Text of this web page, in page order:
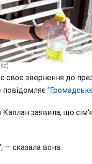
своє звернення до
повідомляє
Каплан заявила, що
— сказала вона.